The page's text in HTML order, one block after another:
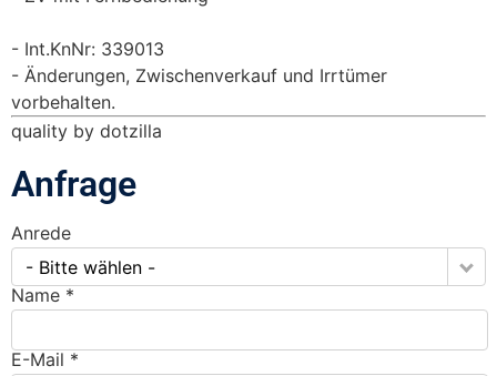
Int.KnNr: 339013
Änderungen, Zwischenverkauf und Irrtümer
vorbehalten.
quality by dotzilla
Anfrage
Anrede
- Bitte wählen -
Name *
E-Mail *